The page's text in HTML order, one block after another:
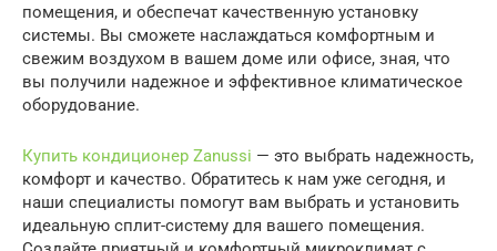
помещения, и обеспечат качественную установку
системы. Вы сможете наслаждаться комфортным и
свежим воздухом в вашем доме или офисе, зная, что
вы получили надежное и эффективное климатическое
оборудование.
Купить кондиционер Zanussi — это выбрать надежность,
комфорт и качество. Обратитесь к нам уже сегодня, и
наши специалисты помогут вам выбрать и установить
идеальную сплит-систему для вашего помещения.